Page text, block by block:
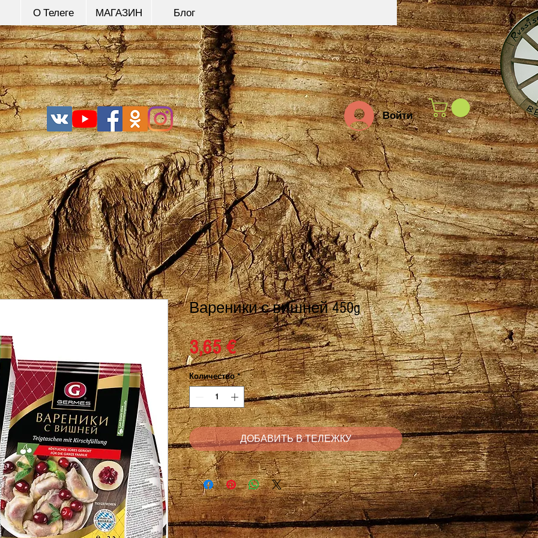
О Телеге МАГАЗИН Блог
Войти
Вареники с вишней 450g
3,65 €Цена
Количество *
ДОБАВИТЬ В ТЕЛЕЖКУ